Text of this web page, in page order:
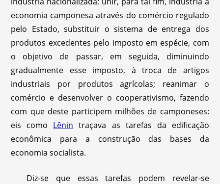
economia camponesa através do comércio regulado
pelo Estado, substituir o sistema de entrega dos
produtos excedentes pelo imposto em espécie, com
o objetivo de passar, em seguida, diminuindo
gradualmente esse imposto, à troca de artigos
industriais por produtos agrícolas; reanimar o
comércio e desenvolver o cooperativismo, fazendo
com que deste participem milhões de camponeses:
eis como Lênin traçava as tarefas da edificação
econômica para a construção das bases da
economia socialista.
Diz-se que essas tarefas podem revelar-se